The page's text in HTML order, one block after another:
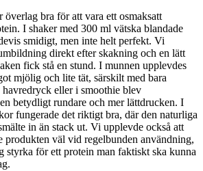
överlag bra för att vara ett osmaksatt
I shaker med 300 ml vätska blandade
smidigt, men inte helt perfekt. Vi
direkt efter skakning och en lätt
fick stå en stund. I munnen upplevdes
mjölig och lite tät, särskilt med bara
havredryck eller i smoothie blev
betydligt rundare och mer lättdrucken. I
fungerade det riktigt bra, där den naturliga
in än stack ut. Vi upplevde också att
produkten väl vid regelbunden användning,
styrka för ett protein man faktiskt ska kunna